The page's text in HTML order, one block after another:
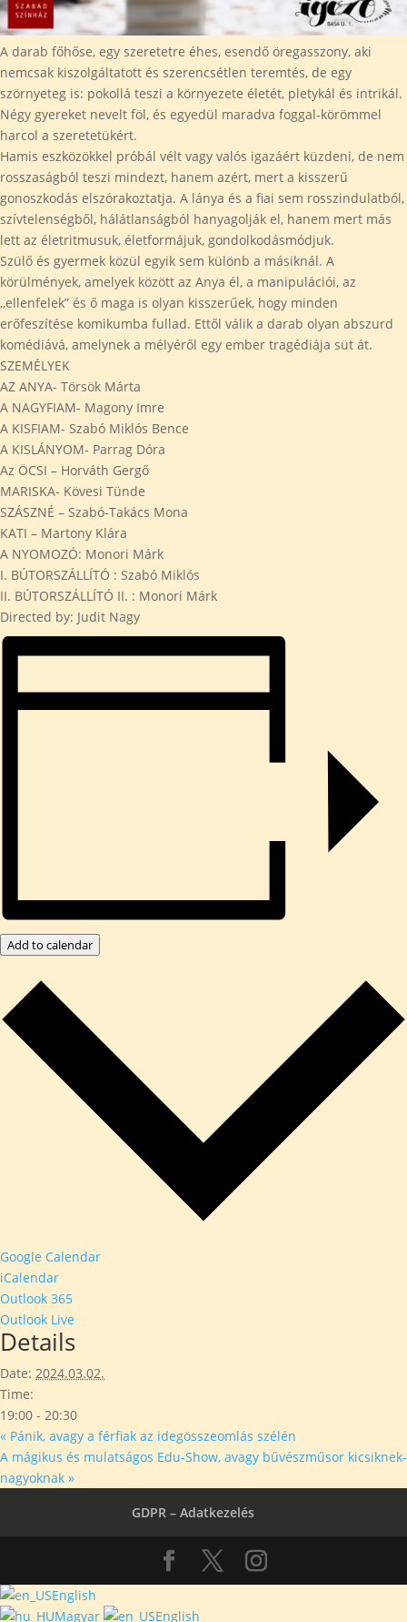
A darab főhőse, egy szeretetre éhes, esendő öregasszony, aki
nemcsak kiszolgáltatott és szerencsétlen teremtés, de egy
szörnyeteg is: pokollá teszi a környezete életét, pletykál és intrikál.
Négy gyereket nevelt föl, és egyedül maradva foggal-körömmel
harcol a szeretetükért.
Hamis eszközökkel próbál vélt vagy valós igazáért küzdeni, de nem
rosszaságból teszi mindezt, hanem azért, mert a kisszerű
gonoszkodás elszórakoztatja. A lánya és a fiai sem rosszindulatból,
szívtelenségből, hálátlanságból hanyagolják el, hanem mert más
lett az életritmusuk, életformájuk, gondolkodásmódjuk.
Szülő és gyermek közül egyik sem különb a másiknál. A
körülmények, amelyek között az Anya él, a manipulációi, az
,,ellenfelek” és ő maga is olyan kisszerűek, hogy minden
erőfeszítése komikumba fullad. Ettől válik a darab olyan abszurd
komédiává, amelynek a mélyéről egy ember tragédiája süt át.
SZEMÉLYEK
AZ ANYA- Törsök Márta
A NAGYFIAM- Magony Imre
A KISFIAM- Szabó Miklós Bence
A KISLÁNYOM- Parrag Dóra
Az ÖCSI – Horváth Gergő
MARISKA- Kövesi Tünde
SZÁSZNÉ – Szabó-Takács Mona
KATI – Martony Klára
A NYOMOZÓ: Monori Márk
I. BÚTORSZÁLLÍTÓ : Szabó Miklós
II. BÚTORSZÁLLÍTÓ II. : Monori Márk
Directed by: Judit Nagy
Add to calendar
Google Calendar
iCalendar
Outlook 365
Outlook Live
Details
Date: 2024.03.02.
Time:
19:00 - 20:30
« Pánik, avagy a férfiak az idegösszeomlás szélén
A mágikus és mulatságos Edu-Show, avagy bűvészműsor kicsiknek-
nagyoknak »
GDPR – Adatkezelés
English
Magyar
English